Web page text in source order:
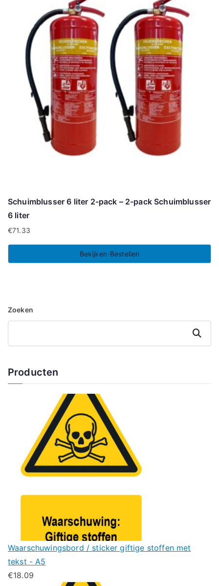
Schuimblusser 6 liter 2-pack – 2-pack Schuimblusser
6 liter
€71.33
Bekijken-Bestellen
Zoeken
Zoeken
Producten
Waarschuwingsbord / sticker giftige stoffen met
tekst - A5
€18.09